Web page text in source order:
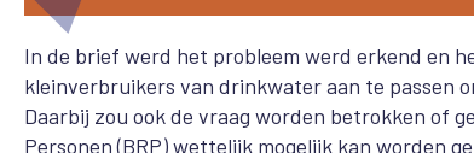
In de brief werd het probleem werd erkend en
kleinverbruikers van drinkwater aan te passen
Daarbij zou ook de vraag worden betrokken of
Personen (BRP) wettelijk mogelijk kan worden